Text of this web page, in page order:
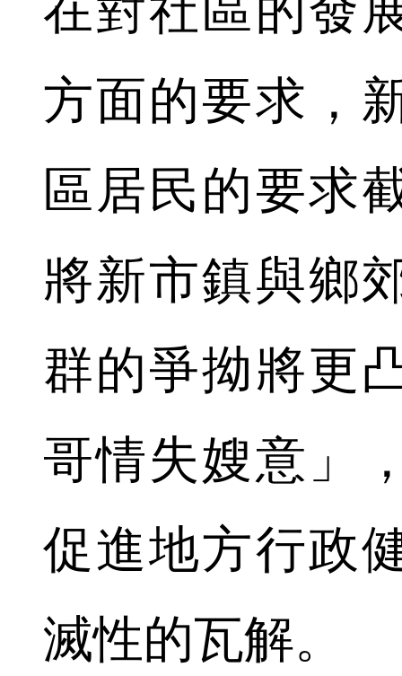
方面的要求，
區居民的要求
將新市鎮與鄉
群的爭拗將更
哥情失嫂意」
促進地方行政
滅性的瓦解。